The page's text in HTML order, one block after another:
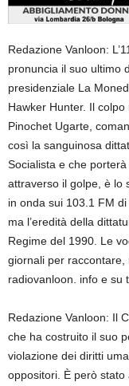
Redazione Vanloon:
pronuncia il suo ultimo
presidenziale La
Hawker Hunter. Il
Pinochet Ugarte,
così la sanguinosa
Socialista e che
attraverso il golpe, è lo
in onda sui 103.1 FM
ma l’eredità della
Regime del 1990. Le
giornali per raccontare,
radiovanloon. info e su
Redazione Vanloon: Il
che ha costruito il suo
violazione dei diritti
oppositori. È però